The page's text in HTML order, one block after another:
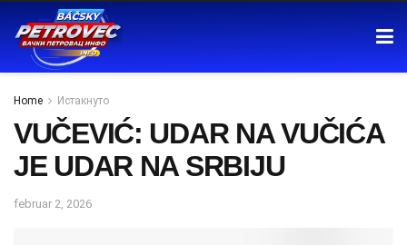
Home Истакнуто
VUČEVIĆ: UDAR NA VUČIĆA
JE UDAR NA SRBIJU
februar 2, 2026